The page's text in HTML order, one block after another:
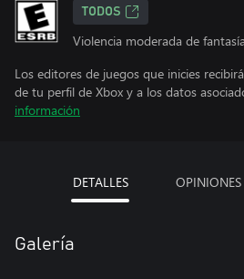
TODOS
Violencia moderada de fantasía
Los editores de juegos que inicies
de tu perfil de Xbox y a los datos
información
DETALLES OPINIONES
Galería